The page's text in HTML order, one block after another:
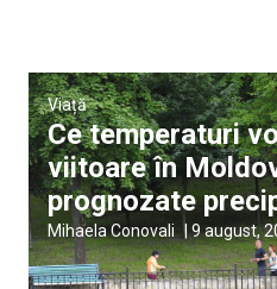
Viață
Ce temperaturi
viitoare în
prognozate
Mihaela Conovali | 9 august,